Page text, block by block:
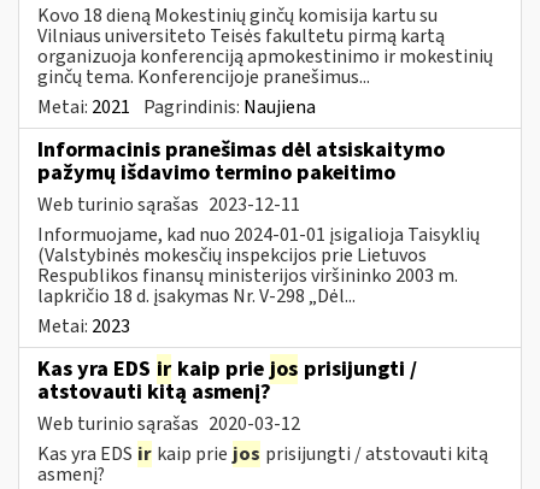
Kovo 18 dieną Mokestinių ginčų komisija kartu su
Vilniaus universiteto Teisės fakultetu pirmą kartą
organizuoja konferenciją apmokestinimo ir mokestinių
ginčų tema. Konferencijoje pranešimus...
Metai: 2021 Pagrindinis: Naujiena
Informacinis pranešimas dėl atsiskaitymo
pažymų išdavimo termino pakeitimo
Web turinio sąrašas 2023-12-11
Informuojame, kad nuo 2024-01-01 įsigalioja Taisyklių
(Valstybinės mokesčių inspekcijos prie Lietuvos
Respublikos finansų ministerijos viršininko 2003 m.
lapkričio 18 d. įsakymas Nr. V-298 „Dėl...
Metai: 2023
Kas yra EDS ir kaip prie jos prisijungti /
atstovauti kitą asmenį?
Web turinio sąrašas 2020-03-12
Kas yra EDS ir kaip prie jos prisijungti / atstovauti kitą
asmenį?